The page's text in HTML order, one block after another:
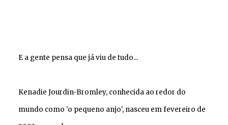
E a gente pensa que já viu de tudo...
Kenadie Jourdin-Bromley, conhecida ao redor do
mundo como 'o pequeno anjo', nasceu em fevereiro de